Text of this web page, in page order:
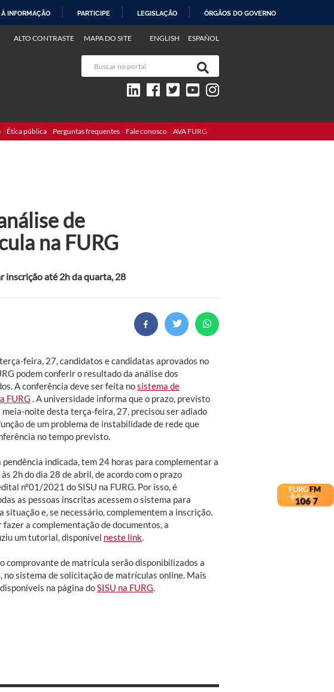
INFORMAÇÃO PARTICIPE LEGISLAÇÃO ÓRGÃOS DO GOVERNO
ENGLISH ESPAÑOL
ALTO CONTRASTE MAPA DO SITE
Ética pública Perguntas frequentes Fale conosco AVA FURG
de
na FURG
até 2h da quarta, 28
feira, 27, candidatos e candidatas aprovados no
podem conferir o resultado da análise dos
A conferência deve ser feita nosistema de
FURG . A universidade informa que o prazo, previsto
noite desta terça-feira, 27, precisou ser adiado
de um problema de instabilidade de rede que
no tempo previsto.
indicada, tem 24 horas para complementar a
2h do dia 28 de abril, de acordo com o prazo
nº01/2021 do SISU na FURG. Por isso, é
as pessoas inscritas acessem o sistema para
situação e, se necessário, complementem a inscrição.
fazer a complementação de documentos, a
um tutorial, disponível neste link
comprovante de matrícula serão disponibilizados a
sistema de solicitação de matrículas online. Mais
na página do SISU na FURG